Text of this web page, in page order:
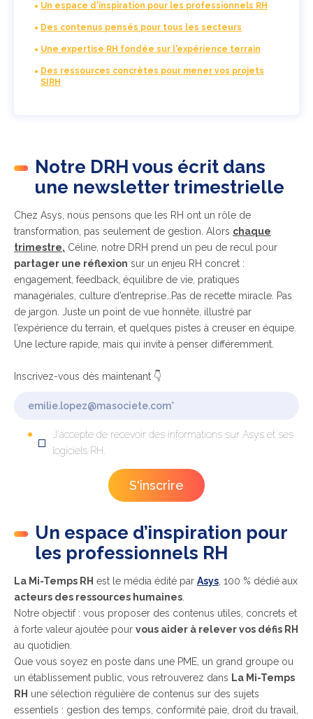
Un espace d'inspiration pour les professionnels RH
Des contenus pensés pour tous les secteurs
Une expertise RH fondée sur l'expérience terrain
Des ressources concrètes pour mener vos projets
SIRH
Notre DRH vous écrit dans
une newsletter trimestrielle
Chez Asys, nous pensons que les RH ont un rôle de
transformation, pas seulement de gestion. Alors chaque
trimestre, Céline, notre DRH prend un peu de recul pour
partager une réflexion sur un enjeu RH concret :
engagement, feedback, équilibre de vie, pratiques
managériales, culture d’entreprise… Pas de recette miracle. Pas
de jargon. Juste un point de vue honnête, illustré par
l’expérience du terrain, et quelques pistes à creuser en équipe.
Une lecture rapide, mais qui invite à penser différemment.
Inscrivez-vous dès maintenant 👇
J'accepte de recevoir des informations sur Asys et ses
logiciels RH.
Un espace d’inspiration pour
les professionnels RH
La Mi-Temps RH est le média édité par Asys , 100 % dédié aux
acteurs des ressources humaines
Notre objectif : vous proposer des contenus utiles, concrets et
à forte valeur ajoutée pour vous aider à relever vos défis RH
au quotidien.
Que vous soyez en poste dans une PME, un grand groupe ou
un établissement public, vous retrouverez dans La Mi-Temps
RH une sélection régulière de contenus sur des sujets
essentiels : gestion des temps, conformité paie, droit du travail,